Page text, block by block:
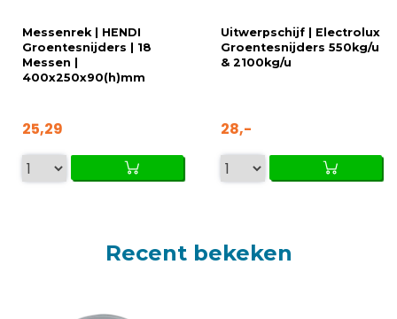
Messenrek | HENDI
Groentesnijders | 18
Messen |
400x250x90(h)mm
25,29
Uitwerpschijf | Electrolux
Groentesnijders 550kg/u
& 2100kg/u
28,-
Recent bekeken